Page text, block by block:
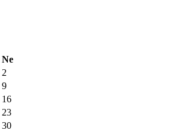
Ne
2
9
16
23
30